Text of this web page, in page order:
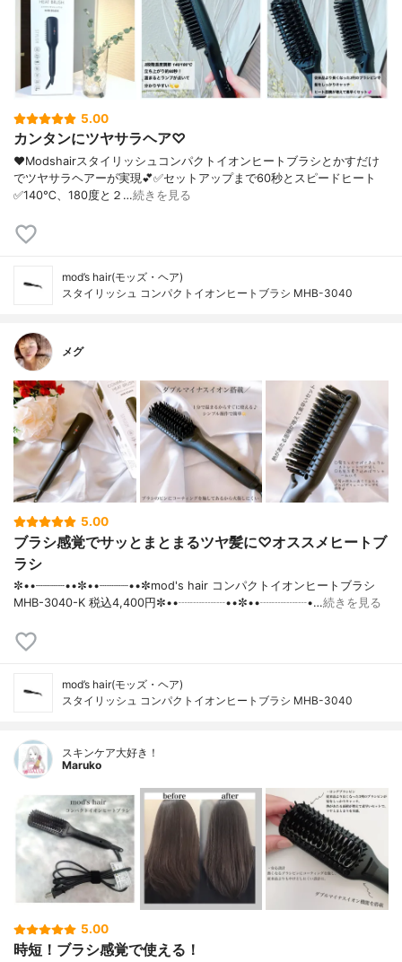
5.00
カンタンにツヤサラヘア♡
❤︎Modshairスタイリッシュコンパクトイオンヒートブラシとかすだけ
でツヤサラヘアーが実現💕✅セットアップまで60秒とスピードヒート
✅140℃、180度と２…続きを見る
mod’s hair(モッズ・ヘア)
スタイリッシュ コンパクトイオンヒートブラシ MHB-3040
メグ
5.00
ブラシ感覚でサッとまとまるツヤ髪に♡オススメヒートブ
ラシ
✼••┈┈┈┈••✼••┈┈┈┈••✼mod's hair コンパクトイオンヒートブラシ
MHB-3040-K 税込4,400円✼••┈┈┈┈••✼••┈┈┈┈•…続きを見る
mod’s hair(モッズ・ヘア)
スタイリッシュ コンパクトイオンヒートブラシ MHB-3040
スキンケア大好き！
Maruko
5.00
時短！ブラシ感覚で使える！